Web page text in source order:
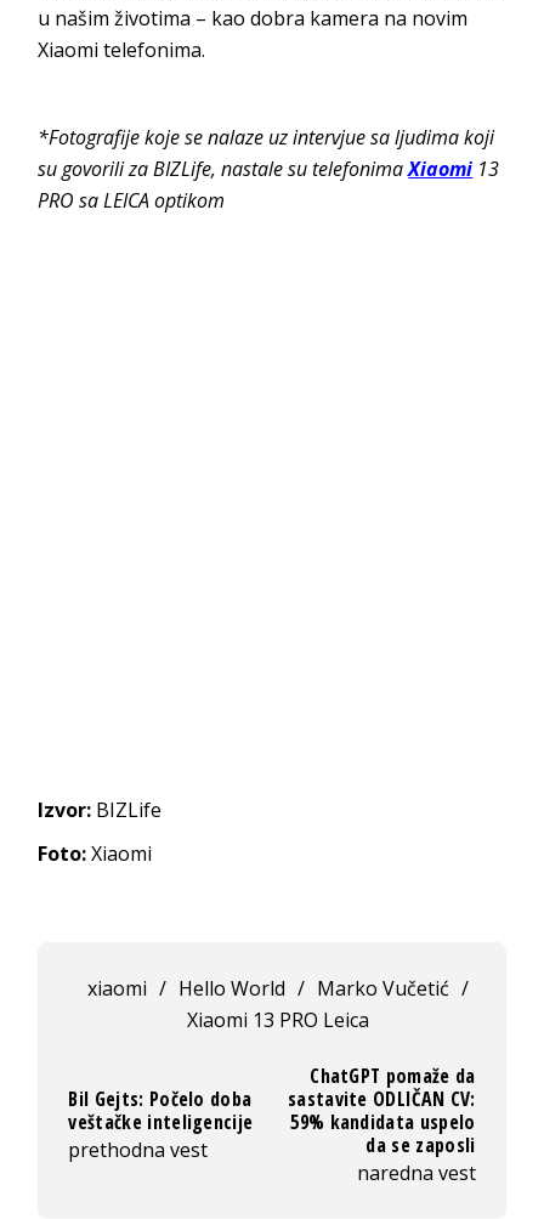
u našim životima – kao dobra kamera na novim
Xiaomi telefonima.
*Fotografije koje se nalaze uz intervjue sa ljudima koji
su govorili za BIZLife, nastale su telefonimaXiaomi 13
PRO sa LEICA optikom
Izvor: BIZLife
Foto:Xiaomi
xiaomi / Hello World / Marko Vučetić /
Xiaomi 13 PRO Leica
Bil Gejts: Počelo doba
veštačke inteligencije
prethodna vest
ChatGPT pomaže da
sastavite ODLIČAN CV:
59% kandidata uspelo
da se zaposli
naredna vest